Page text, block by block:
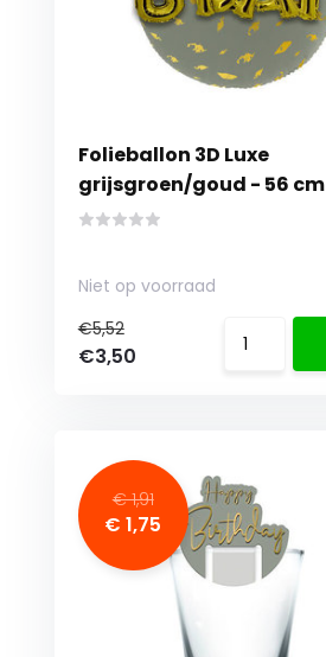
Folieballon 3D Luxe
grijsgroen/goud - 56 cm
Niet op voorraad
€5,52
€3,50
€ 1,91
€ 1,75